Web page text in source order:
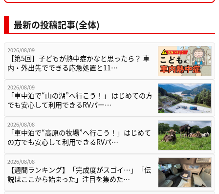
最新の投稿記事(全体)
2026/08/09
［第5回］子どもが熱中症かなと思ったら？ 車
内・外出先でできる応急処置と11…
2026/08/09
「車中泊で“山の湖”へ行こう！」 はじめての方
でも安心して利用できるRVパー…
2026/08/08
「車中泊で“高原の牧場”へ行こう！」はじめて
の方でも安心して利用できるRVパ…
2026/08/08
【週間ランキング】「完成度がスゴイ…」「伝
説はここから始まった」注目を集めた…